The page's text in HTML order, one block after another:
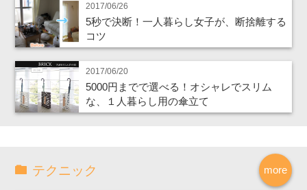
2017/06/26
5秒で決断！一人暮らし女子が、断捨離する
コツ
2017/06/20
5000円までで選べる！オシャレでスリム
な、１人暮らし用の傘立て
more
テクニック